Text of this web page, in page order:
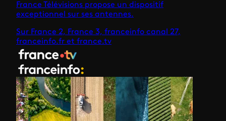
France Télévisions propose un dispositif
exceptionnel sur ses antennes.
Sur France 2, France 3, franceinfo canal 27,
franceinfo.fr et france.tv